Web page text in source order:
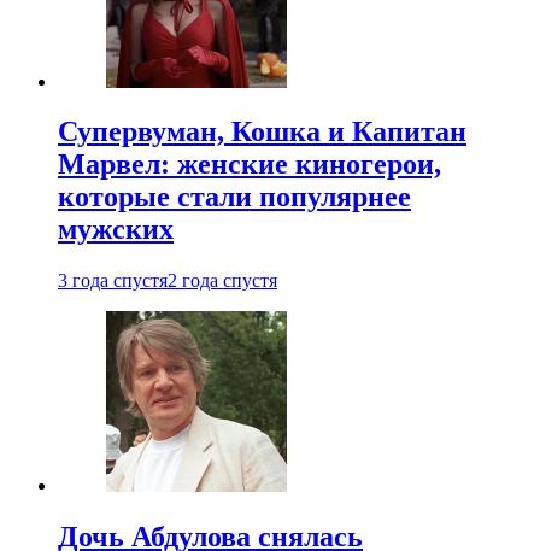
Супервуман, Кошка и Капитан
Марвел: женские киногерои,
которые стали популярнее
мужских
3 года спустя2 года спустя
Дочь Абдулова снялась